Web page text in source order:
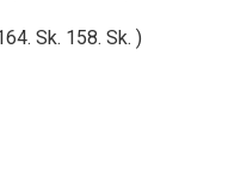
Sk. 158. Sk. )